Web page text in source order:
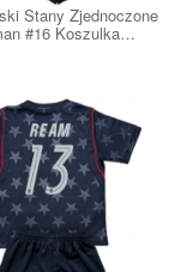
Stany Zjednoczone
#16 Koszulka
dziecięce MŚ 2026
(+ Krótkie spodenki)